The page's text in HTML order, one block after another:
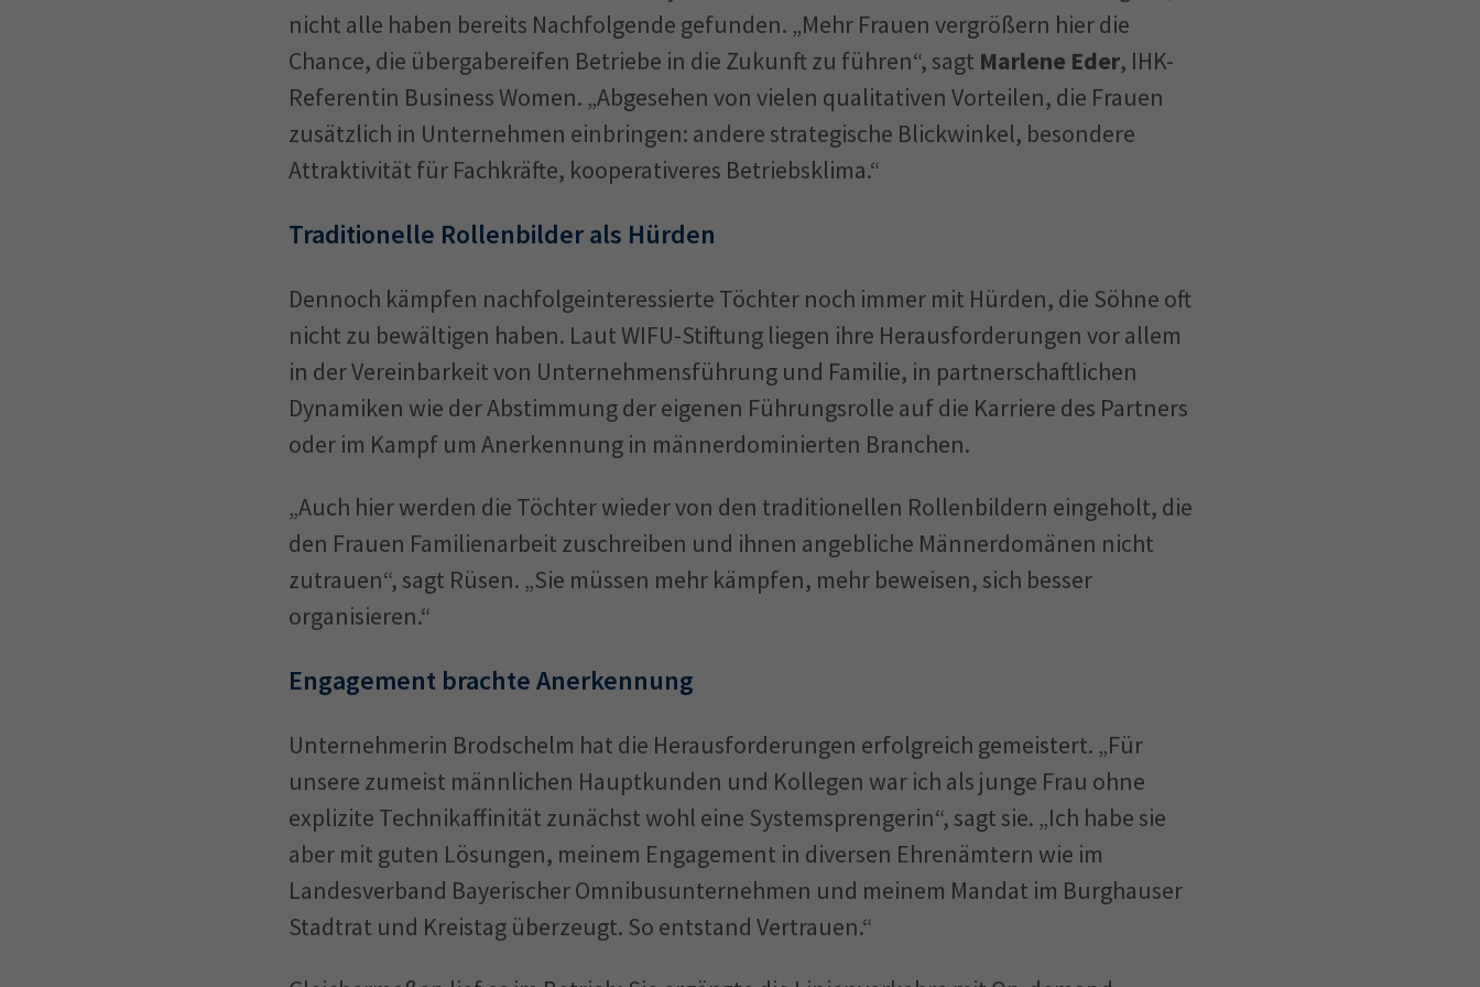
nicht alle haben bereits Nachfolgende gefunden. „Mehr Frauen vergrößern hier die
Chance, die übergabereifen Betriebe in die Zukunft zu führen“, sagt Marlene Eder, IHK-
Referentin Business Women. „Abgesehen von vielen qualitativen Vorteilen, die Frauen
zusätzlich in Unternehmen einbringen: andere strategische Blickwinkel, besondere
Attraktivität für Fachkräfte, kooperativeres Betriebsklima.“
Traditionelle Rollenbilder als Hürden
Dennoch kämpfen nachfolgeinteressierte Töchter noch immer mit Hürden, die Söhne oft
nicht zu bewältigen haben. Laut WIFU-Stiftung liegen ihre Herausforderungen vor allem
in der Vereinbarkeit von Unternehmensführung und Familie, in partnerschaftlichen
Dynamiken wie der Abstimmung der eigenen Führungsrolle auf die Karriere des Partners
oder im Kampf um Anerkennung in männerdominierten Branchen.
„Auch hier werden die Töchter wieder von den traditionellen Rollenbildern eingeholt, die
den Frauen Familienarbeit zuschreiben und ihnen angebliche Männerdomänen nicht
zutrauen“, sagt Rüsen. „Sie müssen mehr kämpfen, mehr beweisen, sich besser
organisieren.“
Engagement brachte Anerkennung
Unternehmerin Brodschelm hat die Herausforderungen erfolgreich gemeistert. „Für
unsere zumeist männlichen Hauptkunden und Kollegen war ich als junge Frau ohne
explizite Technikaffinität zunächst wohl eine Systemsprengerin“, sagt sie. „Ich habe sie
aber mit guten Lösungen, meinem Engagement in diversen Ehrenämtern wie im
Landesverband Bayerischer Omnibusunternehmen und meinem Mandat im Burghauser
Stadtrat und Kreistag überzeugt. So entstand Vertrauen.“